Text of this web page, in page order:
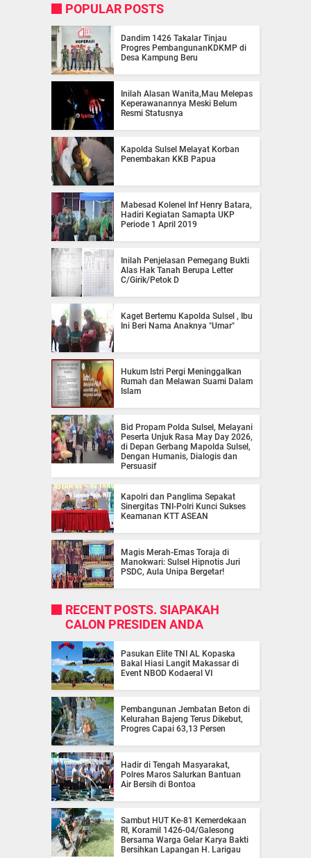
POPULAR POSTS
Dandim 1426 Takalar Tinjau
Progres PembangunanKDKMP di
Desa Kampung Beru
Inilah Alasan Wanita,Mau Melepas
Keperawanannya Meski Belum
Resmi Statusnya
Kapolda Sulsel Melayat Korban
Penembakan KKB Papua
Mabesad Kolenel Inf Henry Batara,
Hadiri Kegiatan Samapta UKP
Periode 1 April 2019
Inilah Penjelasan Pemegang Bukti
Alas Hak Tanah Berupa Letter
C/Girik/Petok D
Kaget Bertemu Kapolda Sulsel , Ibu
Ini Beri Nama Anaknya "Umar"
Hukum Istri Pergi Meninggalkan
Rumah dan Melawan Suami Dalam
Islam
Bid Propam Polda Sulsel, Melayani
Peserta Unjuk Rasa May Day 2026,
di Depan Gerbang Mapolda Sulsel,
Dengan Humanis, Dialogis dan
Persuasif
Kapolri dan Panglima Sepakat
Sinergitas TNI-Polri Kunci Sukses
Keamanan KTT ASEAN
Magis Merah-Emas Toraja di
Manokwari: Sulsel Hipnotis Juri
PSDC, Aula Unipa Bergetar!
RECENT POSTS. SIAPAKAH
CALON PRESIDEN ANDA
Pasukan Elite TNI AL Kopaska
Bakal Hiasi Langit Makassar di
Event NBOD Kodaeral VI
Pembangunan Jembatan Beton di
Kelurahan Bajeng Terus Dikebut,
Progres Capai 63,13 Persen
Hadir di Tengah Masyarakat,
Polres Maros Salurkan Bantuan
Air Bersih di Bontoa
Sambut HUT Ke-81 Kemerdekaan
RI, Koramil 1426-04/Galesong
Bersama Warga Gelar Karya Bakti
Bersihkan Lapangan H. Larigau